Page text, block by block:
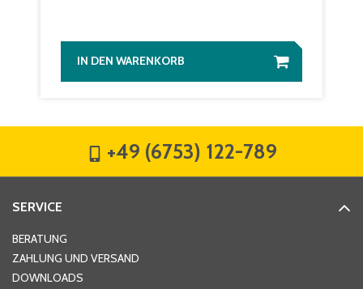
IN DEN WARENKORB
+49 (6753) 122-789
SERVICE
BERATUNG
ZAHLUNG UND VERSAND
DOWNLOADS